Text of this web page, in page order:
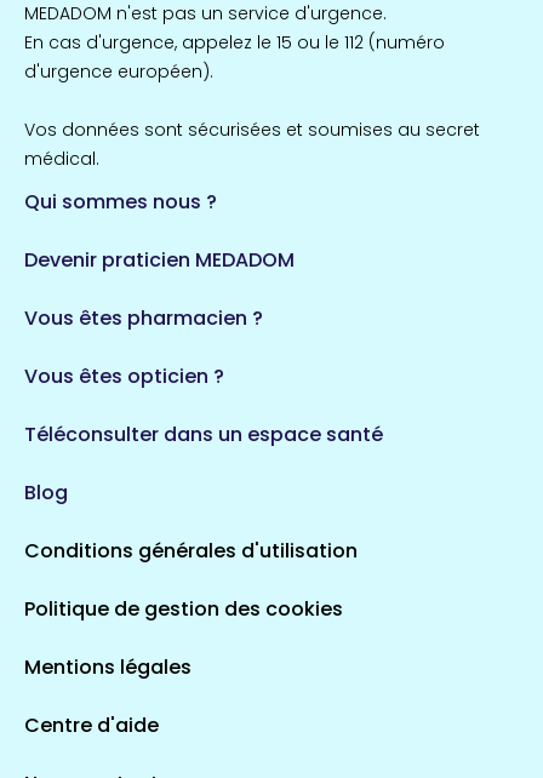
Île-de-France
857 espaces de santé
124 espaces de santé
Auvergne-Rhône-Alpes
720 espaces de santé
693 espaces de santé
Côtes-d'Armor
Maine-et-Loire
Loiret
Loir-et-Cher
1 espaces de santé
1 espaces de santé
MEDADOM n'est pas un service d'urgence.
En cas d'urgence, appelez le 15 ou le 112 (numéro
d'urgence européen).
Vos données sont sécurisées et soumises au secret
médical.
Qui sommes nous ?
Devenir praticien MEDADOM
Vous êtes pharmacien ?
Vous êtes opticien ?
Téléconsulter dans un espace santé
Blog
Conditions générales d'utilisation
Politique de gestion des cookies
Mentions légales
Centre d'aide